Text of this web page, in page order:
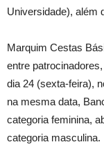
Universidade), além
Marquim Cestas
entre
dia 24 (sexta-feira),
na mesma data,
categoria feminina,
categoria masculina.